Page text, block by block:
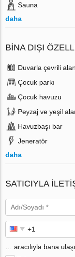
Sauna
daha
BINA DIŞI
Duvarla çevrili alan
Çocuk parkı
Çocuk havuzu
Peyzaj ve yeşil
Havuzbaşı bar
Jeneratör
daha
SATICIYLA
… aracılıyla bana